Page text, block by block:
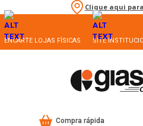
Clique aqui
ENCARTE LOJAS FÍSICAS SITE
Compra rápida